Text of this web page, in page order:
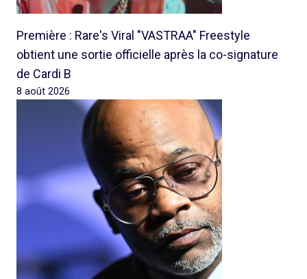
Première : Rare's Viral "VASTRAA" Freestyle
obtient une sortie officielle après la co-signature
de Cardi B
8 août 2026